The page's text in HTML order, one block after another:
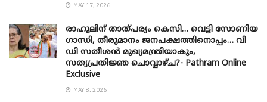
MAY 17, 2026
രാഹുലിന് താത്പര്യം കെസി… വെട്ടി സോണിയ
​ഗാന്ധി, തീരുമാനം ജനപക്ഷത്തിനൊപ്പം… വി
ഡി സതീശൻ മുഖ്യമന്ത്രിയാകും,
സത്യപ്രതിജ്ഞ ചൊവ്വാഴ്ച?- Pathram Online
Exclusive
MAY 8, 2026